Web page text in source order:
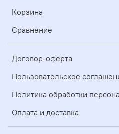
Корзина
Сравнение
Договор-оферта
Пользовательское
Политика обработки
Оплата и доставка